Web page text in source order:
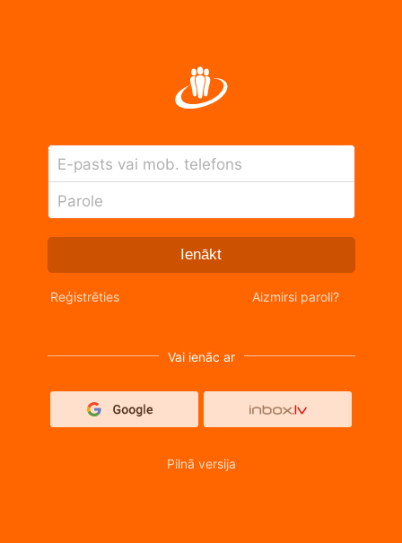
E-pasts vai mob. telefons
Parole
Ienākt
Reģistrēties Aizmirsi paroli?
Vai ienāc ar
Pilnā versija